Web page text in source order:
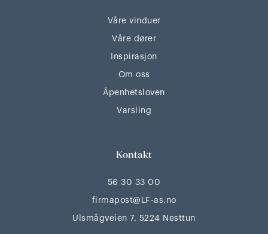
Våre vinduer
Våre dører
Inspirasjon
Om oss
Åpenhetsloven
Varsling
Kontakt
56 30 33 00
firmapost@LF-as.no
Ulsmågveien 7, 5224 Nesttun